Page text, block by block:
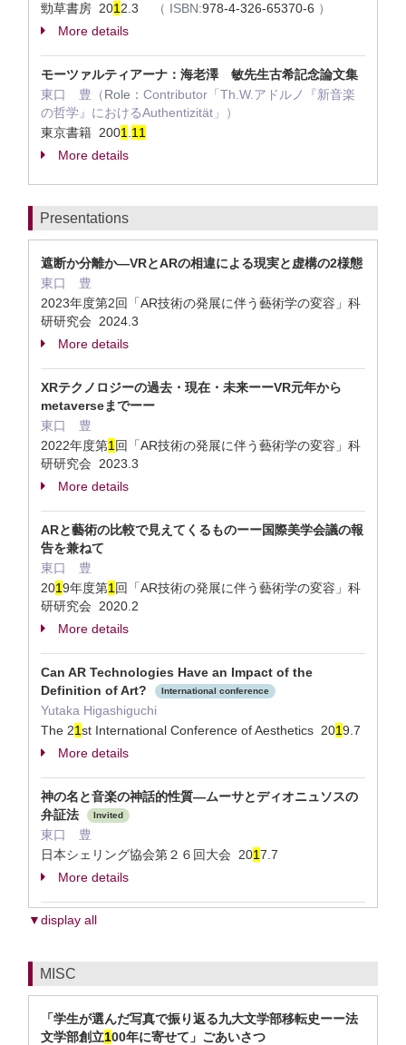
勁草書房 201 2.3 （ ISBN:978-4-326-65370-6 ）
More details
モーツァルティアーナ：海老澤 敏先生古希記念論文集
東口 豊（Role： Contributor「Th.W.アドルノ『新音楽
の哲学』におけるAuthentizität」）
東京書籍 2001 1 1
More details
Presentations
遮断か分離か—VRとARの相違による現実と虚構の2様態
東口 豊
2023年度第2回「AR技術の発展に伴う藝術学の変容」科
研研究会 2024.3
More details
XRテクノロジーの過去・現在・未来ーーVR元年から
metaverseまでーー
東口 豊
2022年度第1 回「AR技術の発展に伴う藝術学の変容」科
研研究会 2023.3
More details
ARと藝術の比較で見えてくるものーー国際美学会議の報
告を兼ねて
東口 豊
2019年度第1 回「AR技術の発展に伴う藝術学の変容」科
研研究会 2020.2
More details
Can AR Technologies Have an Impact of the
Definition of Art?
International conference
Yutaka Higashiguchi
The 21st International Conference of Aesthetics 2019.7
More details
神の名と音楽の神話的性質—ムーサとディオニュソスの
弁証法
Invited
東口 豊
日本シェリング協会第２６回大会 2017.7
More details
▼display all
MISC
「学生が選んだ写真で振り返る九大文学部移転史ーー法
文学部創立100年に寄せて」ごあいさつ